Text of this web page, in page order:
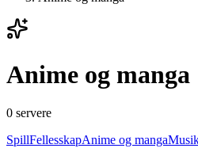
Anime og manga
0 servere
SpillFellesskapAnime og manga